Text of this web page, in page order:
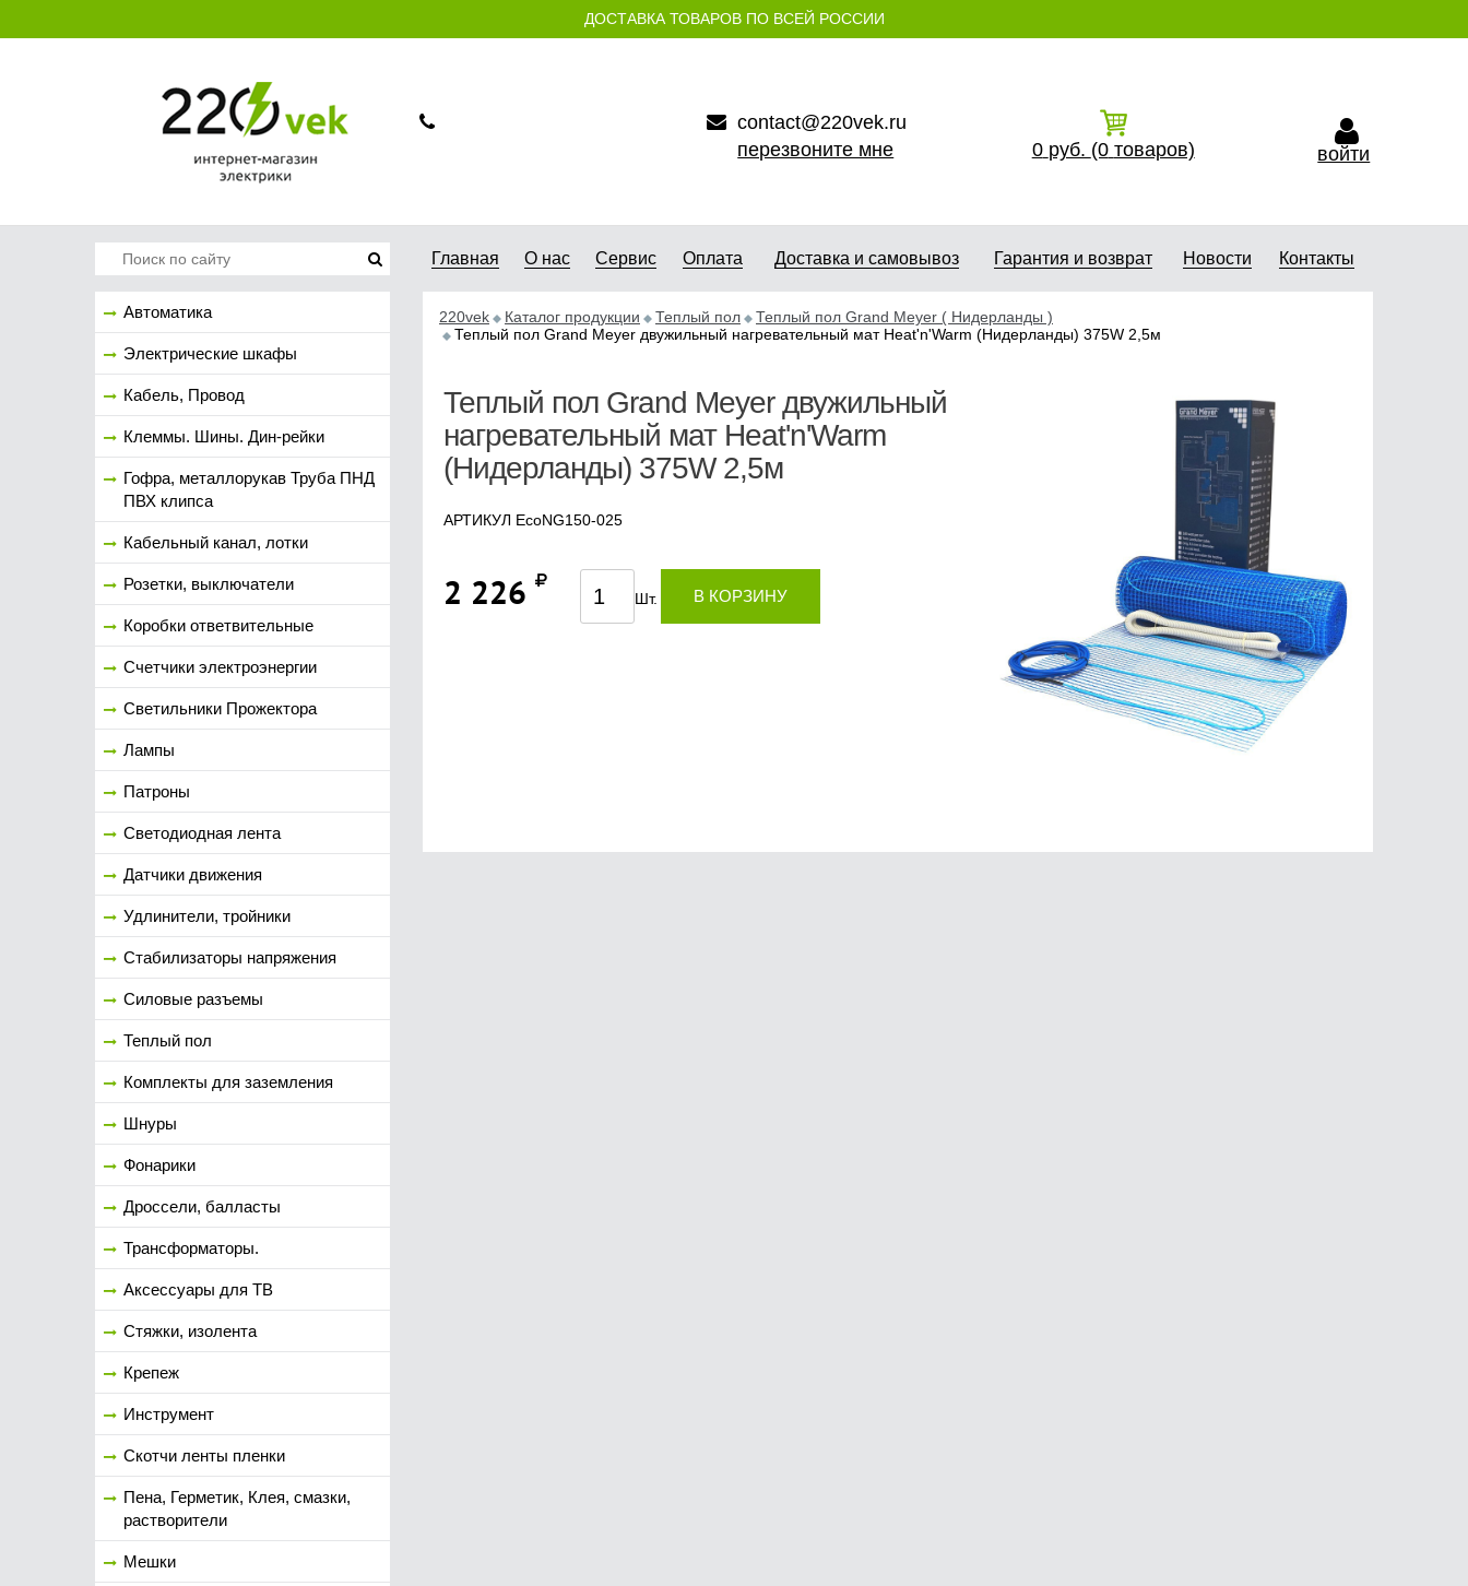
ДОСТАВКА ТОВАРОВ ПО ВСЕЙ РОССИИ
contact@220vek.ru
перезвоните мне
0 руб. (0 товаров) войти
Автоматика
Электрические шкафы
Кабель, Провод
Клеммы. Шины. Дин-рейки
Гофра, металлорукав Труба ПНД
ПВХ клипса
Кабельный канал, лотки
Розетки, выключатели
Коробки ответвительные
Счетчики электроэнергии
Светильники Прожектора
Лампы
Патроны
Светодиодная лента
Датчики движения
Удлинители, тройники
Стабилизаторы напряжения
Силовые разъемы
Теплый пол
Комплекты для заземления
Шнуры
Фонарики
Дроссели, балласты
Трансформаторы.
Аксессуары для ТВ
Стяжки, изолента
Крепеж
Инструмент
Скотчи ленты пленки
Пена, Герметик, Клея, смазки,
растворители
Мешки
Главная О нас Сервис Оплата Доставка и самовывоз Гарантия и возврат Новости Контакты
220vek Каталог продукции Теплый пол
Теплый пол Grand Meyer ( Нидерланды )
Теплый пол Grand Meyer двужильный нагревательный мат Heat'n'Warm (Нидерланды) 375W 2,5м
Теплый пол Grand Meyer двужильный
нагревательный мат Heat'n'Warm
(Нидерланды) 375W 2,5м
АРТИКУЛ EcoNG150-025
2 226 Шт. В КОРЗИНУ